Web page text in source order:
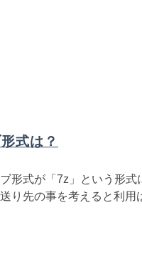
式は？
形式が「7z」という形
り先の事を考えると利